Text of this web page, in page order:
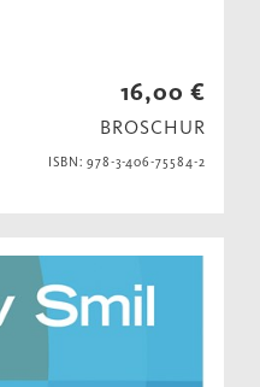
16,00 €
BROSCHUR
ISBN: 978-3-406-75584-2